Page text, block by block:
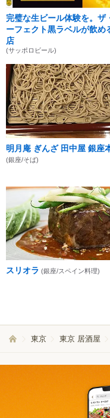
完璧な生ビール体験を。ザ
ーフェクト黒ラベルが飲め
店
(サッポロビール)
明月庵 ぎんざ 田中屋 銀座
(銀座/そば)
スリオラ (銀座/スペイン料理)
東京 東京 居酒屋